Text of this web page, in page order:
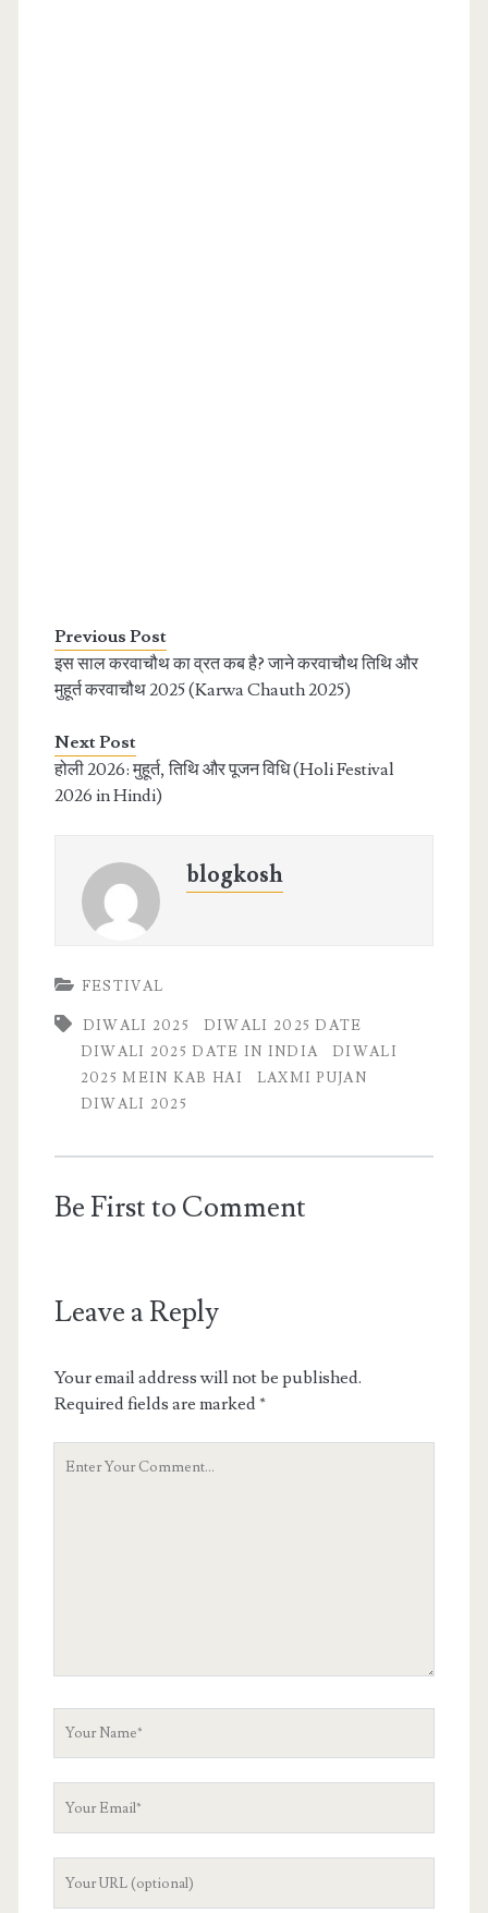
Previous Post
इस साल करवाचौथ का व्रत कब है? जाने करवाचौथ तिथि और
मुहूर्त करवाचौथ 2025 (Karwa Chauth 2025)
Next Post
होली 2026: मुहूर्त, तिथि और पूजन विधि (Holi Festival
2026 in Hindi)
blogkosh
FESTIVAL
DIWALI 2025
DIWALI 2025 DATE
DIWALI 2025 DATE IN INDIA
DIWALI
2025 MEIN KAB HAI
LAXMI PUJAN
DIWALI 2025
Be First to Comment
Leave a Reply
Your email address will not be published.
Required fields are marked*